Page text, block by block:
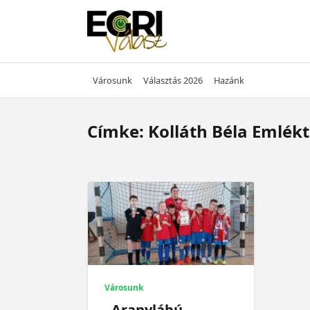
Városunk Választás 2026 Hazánk
Címke: Kolláth Béla
Városunk